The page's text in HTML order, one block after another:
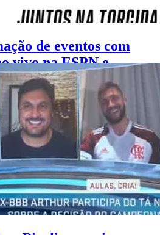
de eventos com
vivo na ESPN e
a 27 de maio)